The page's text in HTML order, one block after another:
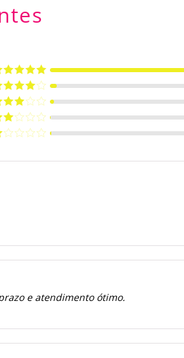
5
e atendimento ótimo.